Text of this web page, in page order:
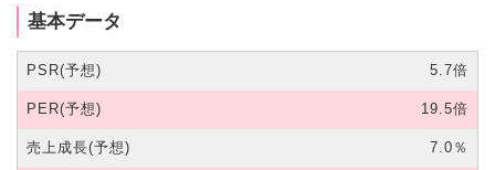
基本データ
PSR(予想) 5.7倍
PER(予想) 19.5倍
売上成長(予想) 7.0％